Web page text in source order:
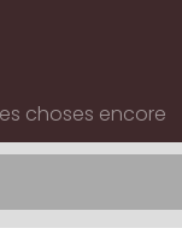
choses encore